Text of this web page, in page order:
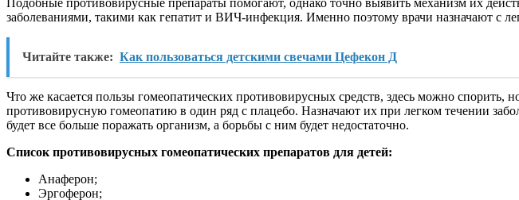
заболеваниями, такими как гепатит и ВИЧ-инфекция. Именно поэтому врачи назначают с
Читайте также: Как пользоваться детскими свечами Цефекон Д
Что же касается пользы гомеопатических противовирусных средств, здесь можно
противовирусную гомеопатию в один ряд с плацебо. Назначают их при легком течении
будет все больше поражать организм, а борьбы с ним будет недостаточно.
Список противовирусных гомеопатических препаратов для детей:
Анаферон;
Эргоферон;